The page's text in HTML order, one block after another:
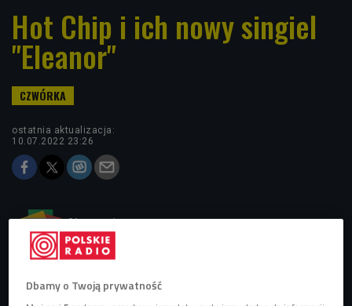
Hot Chip i ich nowy singiel
"Eleanor"
ostatnia aktualizacja:
10.07.2022 23:26
Obserwuj nas na
Google News
Zespół nadchodzi z kolejnym albumem.
Dbamy o Twoją prywatność